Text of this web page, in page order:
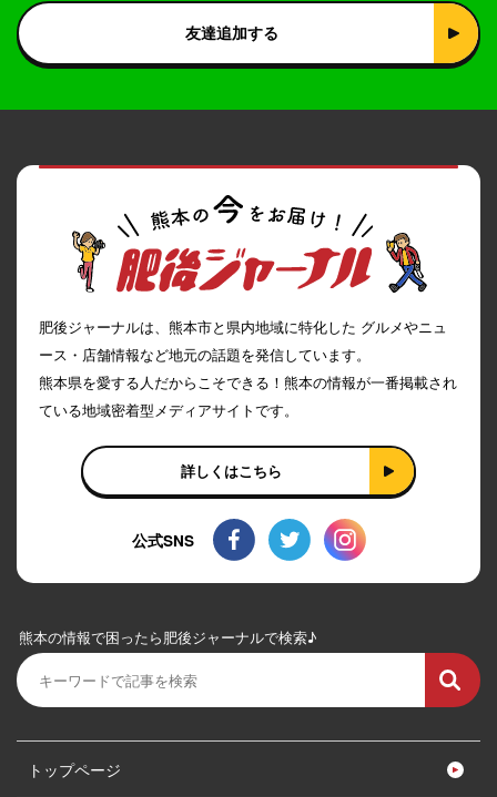
友達追加する
肥後ジャーナルは、熊本市と県内地域に特化した グルメやニュ
ース・店舗情報など地元の話題を発信しています。
熊本県を愛する人だからこそできる！熊本の情報が一番掲載され
ている地域密着型メディアサイトです。
詳しくはこちら
公式SNS
熊本の情報で困ったら肥後ジャーナルで検索♪
トップページ